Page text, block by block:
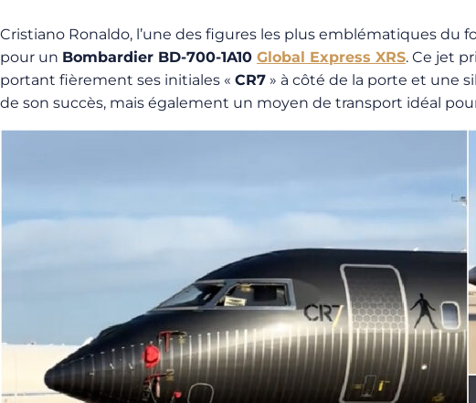
Cristiano Ronaldo, l’une des figures les plus emblématiques
pour un Bombardier BD-700-1A10 Global Express XRS. Ce jet
portant fièrement ses initiales « CR7 » à côté de la porte et une
de son succès, mais également un moyen de transport idéal